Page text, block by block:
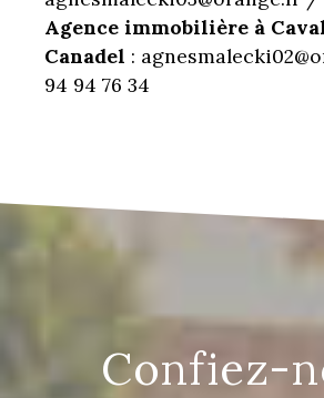
Agence immobilière à
Canadel :
94 94 76 34
confiez-